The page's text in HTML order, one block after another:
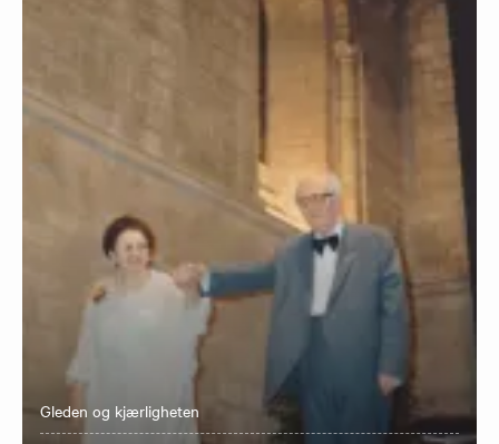
Gleden og kjærligheten